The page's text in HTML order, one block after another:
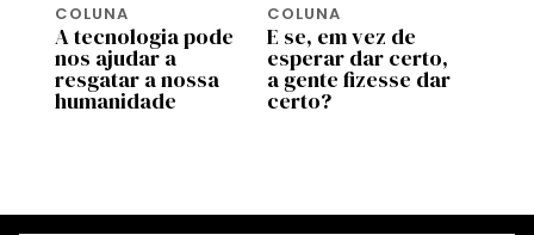
COLUNA
A tecnologia pode
nos ajudar a
resgatar a nossa
humanidade
COLUNA
E se, em vez de
esperar dar certo,
a gente fizesse dar
certo?